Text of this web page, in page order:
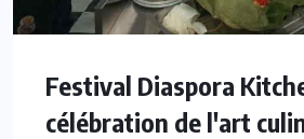
Festival Diaspora
célébration de l'art